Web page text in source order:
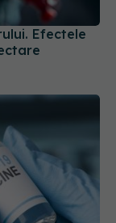
COVID.